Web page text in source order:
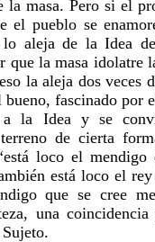
la masa. Pero si el
el pueblo se
lo aleja de la Idea
que la masa idolatre
la aleja dos veces
bueno, fascinado por
a la Idea y se
de cierta
loco el mendigo
está loco el
que se cree
una